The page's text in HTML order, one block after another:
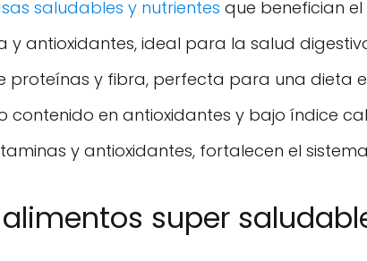
saludables y nutrientes que benefician
y antioxidantes, ideal para la salud
proteínas y fibra, perfecta para una dieta
contenido en antioxidantes y bajo índice
y antioxidantes, fortalecen el
alimentos super